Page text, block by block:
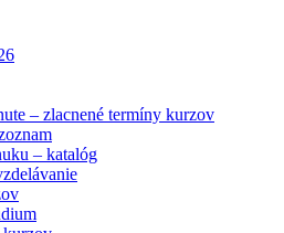
– zlacnené termíny kurzov
– katalóg